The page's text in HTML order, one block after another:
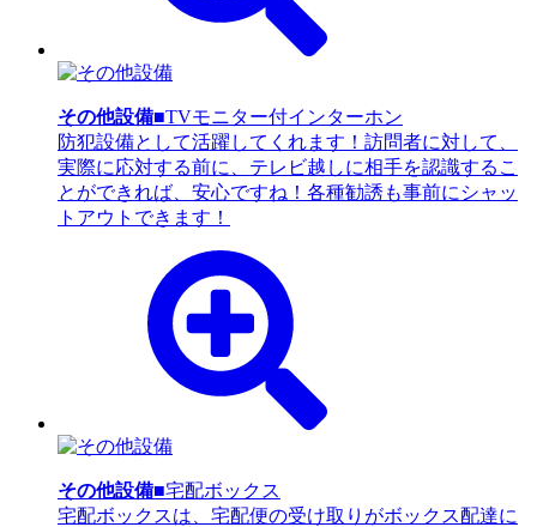
その他設備■TVモニター付インターホン
防犯設備として活躍してくれます！訪問者に対して、
実際に応対する前に、テレビ越しに相手を認識するこ
とができれば、安心ですね！各種勧誘も事前にシャッ
トアウトできます！
その他設備■宅配ボックス
宅配ボックスは、宅配便の受け取りがボックス配達に